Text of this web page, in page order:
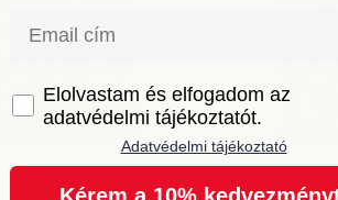
Ft
GDPRElolvastam és elfogadom az
adatvédelmi tájékoztatót.
Adatvédelmi tájékoztató